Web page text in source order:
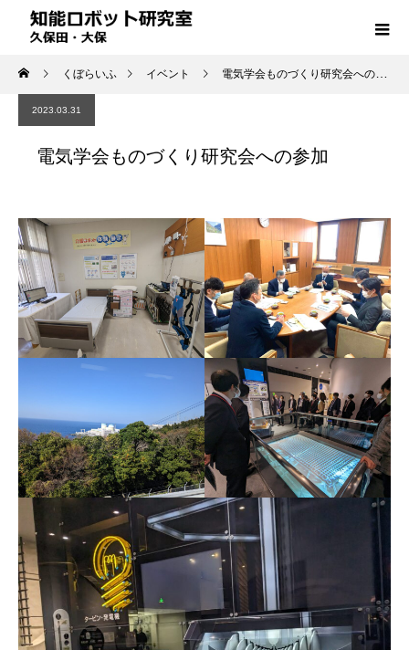
くぼらいふ イベント 電気学会ものづくり研究会への参加
2023.03.31
電気学会ものづくり研究会への参加